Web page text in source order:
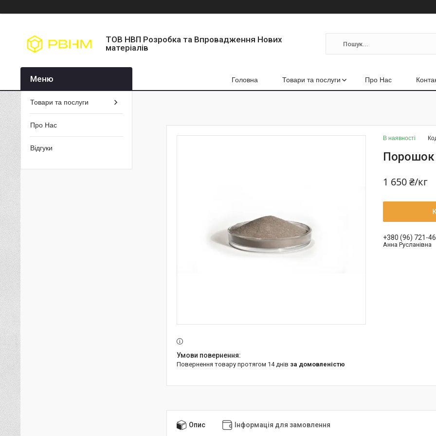
ТОВ НВП Розробка та Впровадження Нових
матеріалів
Головна Товари та послуги Про Нас
В наявності
Порошок
1 650 ₴/кг
+380 (96) 721-
Анна Русланівна
повернення товару протягом 14 днів за домовленістю
Опис Інформація для замовлення
Товари та послуги
Про Нас
Відгуки